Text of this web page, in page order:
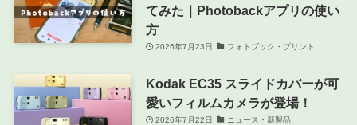
てみた｜Photobackアプリの使い
方
2026年7月23日 フォトブック・プリント
Kodak EC35 スライドカバーが可
愛いフィルムカメラが登場！
2026年7月22日 ニュース・新製品